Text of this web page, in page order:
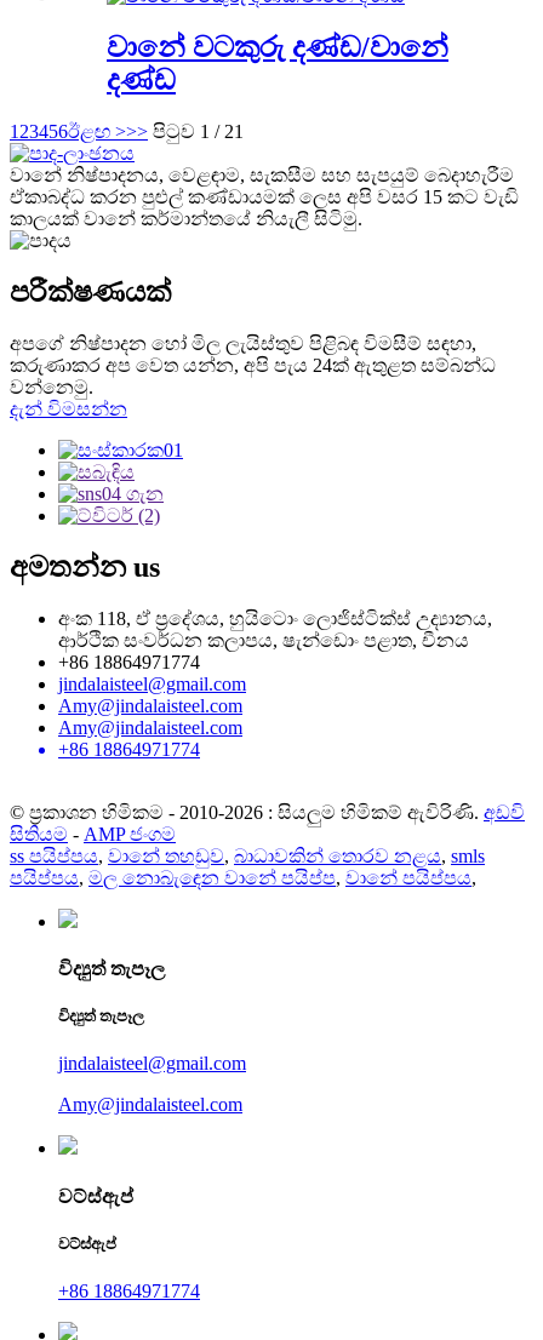
වානේ වටකුරු දණ්ඩ/වානේ
දණ්ඩ
1 23456ඊළඟ >>> පිටුව 1 / 21
වානේ නිෂ්පාදනය, වෙළඳාම, සැකසීම සහ සැපයුම් බෙදාහැරීම
ඒකාබද්ධ කරන පුළුල් කණ්ඩායමක් ලෙස අපි වසර 15 කට වැඩි
කාලයක් වානේ කර්මාන්තයේ නියැලී සිටිමු.
පරීක්ෂණයක්
අපගේ නිෂ්පාදන හෝ මිල ලැයිස්තුව පිළිබඳ විමසීම් සඳහා,
කරුණාකර අප වෙත යන්න, අපි පැය 24ක් ඇතුළත සම්බන්ධ
වන්නෙමු.
දැන් විමසන්න
අමතන්නus
අංක 118, ඒ ප්‍රදේශය, හුයිටොං ලොජිස්ටික්ස් උද්‍යානය,
ආර්ථික සංවර්ධන කලාපය, ෂැන්ඩොං පළාත, චීනය
+86 18864971774
jindalaisteel@gmail.com
Amy@jindalaisteel.com
Amy@jindalaisteel.com
+86 18864971774
© ප්‍රකාශන හිමිකම - 2010-2026 : සියලුම හිමිකම් ඇවිරිණි. අඩවි
සිතියම - AMP ජංගම
ss පයිප්පය, වානේ තහඩුව, බාධාවකින් තොරව නළය, smls
පයිප්පය, මල නොබැඳෙන වානේ පයිප්ප, වානේ පයිප්පය,
විද්‍යුත් තැපෑල
විද්‍යුත් තැපෑල
jindalaisteel@gmail.com
Amy@jindalaisteel.com
වට්ස්ඇප්
වට්ස්ඇප්
+86 18864971774